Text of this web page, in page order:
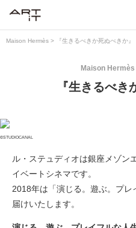
Maison Hermès > 『生きるべきか死ぬべきか』
Maison Hermès
『生きるべき
©STUDIOCANAL
ル・ステュディオは銀座メゾン
イベートシネマです。
2018年は「演じる。遊ぶ。プ
届けいたします。